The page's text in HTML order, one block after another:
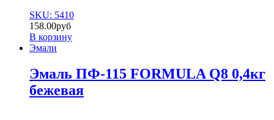
SKU: 5410
158.00руб
В корзину
Эмали
Эмаль ПФ-115 FORMULA Q8 0,4кг
бежевая